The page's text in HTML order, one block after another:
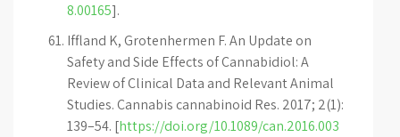
8.00165].
Iffland K, Grotenhermen F. An Update on
Safety and Side Effects of Cannabidiol: A
Review of Clinical Data and Relevant Animal
Studies. Cannabis cannabinoid Res. 2017; 2(1):
139–54. [https://doi.org/10.1089/can.2016.003